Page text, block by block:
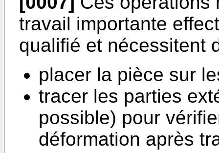
travail importante
qualifié et nécessitent
placer la pièce sur
tracer les parties
possible) pour
déformation après